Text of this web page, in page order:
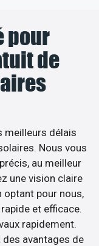
pour
de
meilleurs délais
Nous vous
au meilleur
une vision claire
optant pour nous,
et efficace.
rapidement.
avantages de